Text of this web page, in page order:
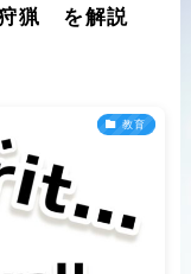
猟 を解説
教育